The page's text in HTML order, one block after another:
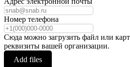
Номер телефона
Сюда можно загрузить файл или
реквизиты вашей организации.
Add files